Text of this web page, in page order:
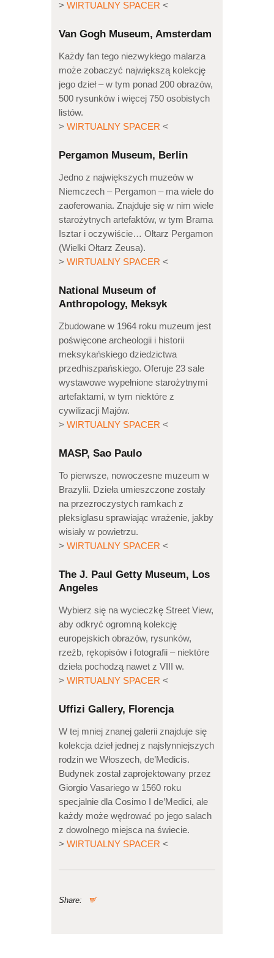
> WIRTUALNY SPACER <
Van Gogh Museum, Amsterdam
Każdy fan tego niezwykłego malarza
może zobaczyć największą kolekcję
jego dzieł – w tym ponad 200 obrazów,
500 rysunków i więcej 750 osobistych
listów.
> WIRTUALNY SPACER <
Pergamon Museum, Berlin
Jedno z największych muzeów w
Niemczech – Pergamon – ma wiele do
zaoferowania. Znajduje się w nim wiele
starożytnych artefaktów, w tym Brama
Isztar i oczywiście… Ołtarz Pergamon
(Wielki Ołtarz Zeusa).
> WIRTUALNY SPACER <
National Museum of
Anthropology, Meksyk
Zbudowane w 1964 roku muzeum jest
poświęcone archeologii i historii
meksykańskiego dziedzictwa
przedhiszpańskiego. Oferuje 23 sale
wystawowe wypełnione starożytnymi
artefaktami, w tym niektóre z
cywilizacji Majów.
> WIRTUALNY SPACER <
MASP, Sao Paulo
To pierwsze, nowoczesne muzeum w
Brazylii. Dzieła umieszczone zostały
na przezroczystych ramkach z
pleksiglasu sprawiając wrażenie, jakby
wisiały w powietrzu.
> WIRTUALNY SPACER <
The J. Paul Getty Museum, Los
Angeles
Wybierz się na wycieczkę Street View,
aby odkryć ogromną kolekcję
europejskich obrazów, rysunków,
rzeźb, rękopisów i fotografii – niektóre
dzieła pochodzą nawet z VIII w.
> WIRTUALNY SPACER <
Uffizi Gallery, Florencja
W tej mniej znanej galerii znajduje się
kolekcja dzieł jednej z najsłynniejszych
rodzin we Włoszech, de’Medicis.
Budynek został zaprojektowany przez
Giorgio Vasariego w 1560 roku
specjalnie dla Cosimo I de’Medici, ale
każdy może wędrować po jego salach
z dowolnego miejsca na świecie.
> WIRTUALNY SPACER <
Share: